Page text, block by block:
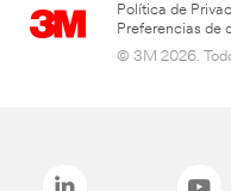
Política de
Preferencias de
© 3M 2026.